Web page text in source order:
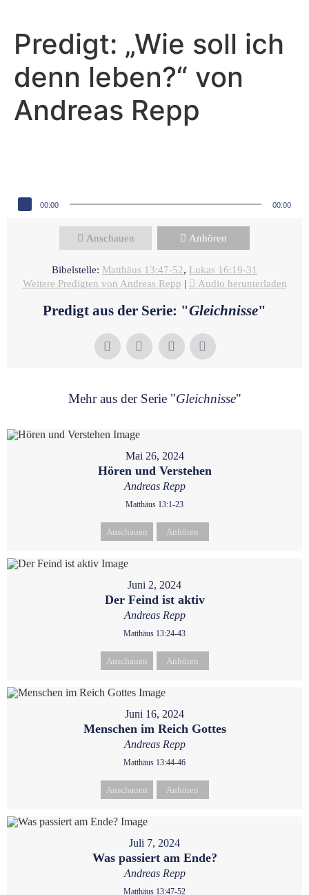
Predigt: „Wie soll ich
denn leben?“ von
Andreas Repp
00:00 00:00
Anschauen Anhören
Bibelstelle: Matthäus 13:47-52, Lukas 16:19-31
Weitere Predigten von Andreas Repp | Audio herunterladen
Predigt aus der Serie: "Gleichnisse"
Mehr aus der Serie "Gleichnisse"
Mai 26, 2024
Hören und Verstehen
Andreas Repp
Matthäus 13:1-23
Anschauen Anhören
Juni 2, 2024
Der Feind ist aktiv
Andreas Repp
Matthäus 13:24-43
Anschauen Anhören
Juni 16, 2024
Menschen im Reich Gottes
Andreas Repp
Matthäus 13:44-46
Anschauen Anhören
Juli 7, 2024
Was passiert am Ende?
Andreas Repp
Matthäus 13:47-52